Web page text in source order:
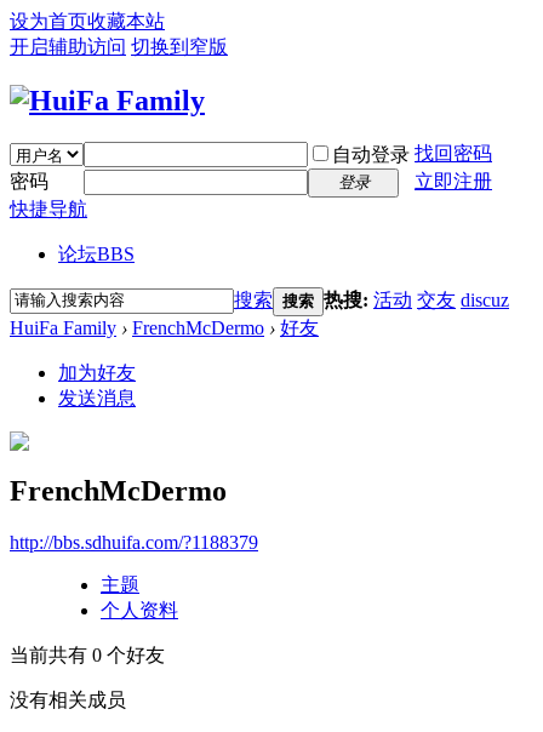
设为首页收藏本站
开启辅助访问 切换到窄版
自动登录 找回密码
密码
登录
立即注册
快捷导航
论坛BBS
搜索 搜索 热搜: 活动 交友 discuz
HuiFa Family › FrenchMcDermo › 好友
加为好友
发送消息
FrenchMcDermo
http://bbs.sdhuifa.com/?1188379
主题
个人资料
当前共有 0 个好友
没有相关成员